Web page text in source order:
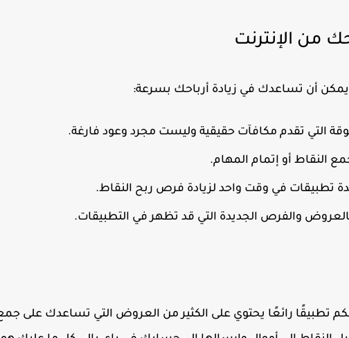
من الإنترنت
أن تساعدك في زيادة أرباحك بسرعة:
التي تقدم مكافآت حقيقية وليست مجرد وعود فارغة.
النقاط أو إتمام المهام.
تطبيقات في وقت واحد لزيادة فرص ربح النقاط.
والفرص الجديدة التي قد تظهر في التطبيقات.
تطبيقًا رائعًا يحتوي على الكثير من العروض التي تساعدك على